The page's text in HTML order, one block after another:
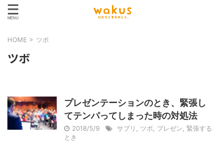
HOME > ツボ
ツボ
プレゼンテーションのとき、緊張し
てテンパってしまった時の対処法
2018/5/9 サプリ ツボ プレゼン
緊張する
とき